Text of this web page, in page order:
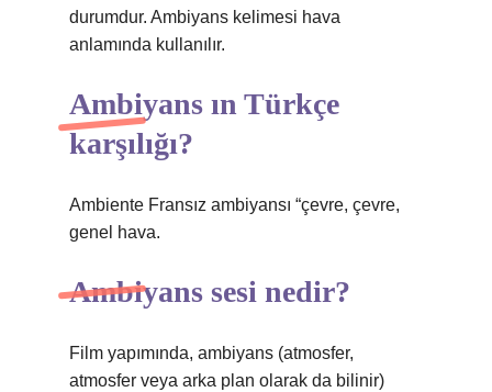
durumdur. Ambiyans kelimesi hava
anlamında kullanılır.
Ambiyans ın Türkçe
karşılığı?
Ambiente Fransız ambiyansı “çevre, çevre,
genel hava.
Ambiyans sesi nedir?
Film yapımında, ambiyans (atmosfer,
atmosfer veya arka plan olarak da bilinir)